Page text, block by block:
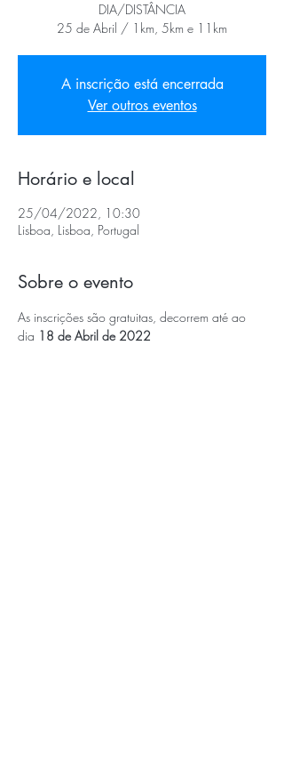
DIA/DISTÂNCIA
25 de Abril / 1km, 5km e 11km
A inscrição está encerrada
Ver outros eventos
Horário e local
25/04/2022, 10:30
Lisboa, Lisboa, Portugal
Sobre o evento
As inscrições são gratuitas, decorrem até ao
dia 18 de Abril de 2022